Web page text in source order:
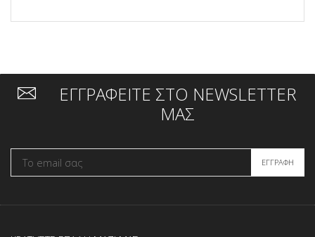
ΕΓΓΡΑΦΕΙΤΕ ΣΤΟ NEWSLETTER
ΜΑΣ